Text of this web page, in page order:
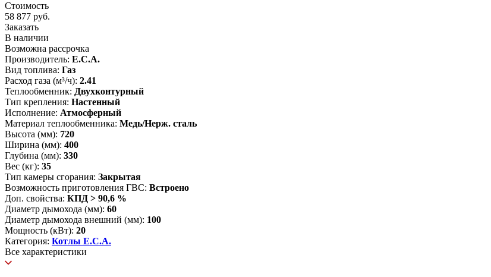
Стоимость
58 877 руб.
Заказать
В наличии
Возможна рассрочка
Производитель: E.C.A.
Вид топлива: Газ
Расход газа (м³/ч): 2.41
Теплообменник: Двухконтурный
Тип крепления: Настенный
Исполнение: Атмосферный
Материал теплообменника: Медь/Нерж. сталь
Высота (мм): 720
Ширина (мм): 400
Глубина (мм): 330
Вес (кг): 35
Тип камеры сгорания: Закрытая
Возможность приготовления ГВС: Встроено
Доп. свойства: КПД > 90,6 %
Диаметр дымохода (мм): 60
Диаметр дымохода внешний (мм): 100
Мощность (кВт): 20
Категория: Котлы E.C.A.
Все характеристики